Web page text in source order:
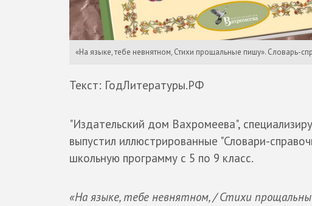
«На языке, тебе невнятном, Стихи прощальные пишу». Словарь-
Текст: ГодЛитературы.РФ
"Издательский дом Вахромеева",
выпустил иллюстрированные "Словари-
школьную программу с 5 по 9 класс.
«На языке, тебе невнятном, / Стихи